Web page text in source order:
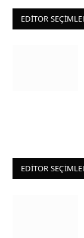
EDITOR
EDITOR